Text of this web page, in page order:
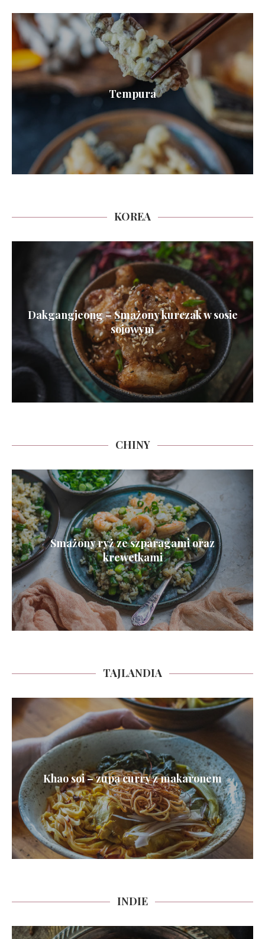
Tempura
KOREA
Dakgangjeong – Smażony kurczak w sosie
sojowym
CHINY
Smażony ryż ze szparagami oraz
krewetkami
TAJLANDIA
Khao soi – zupa curry z makaronem
INDIE